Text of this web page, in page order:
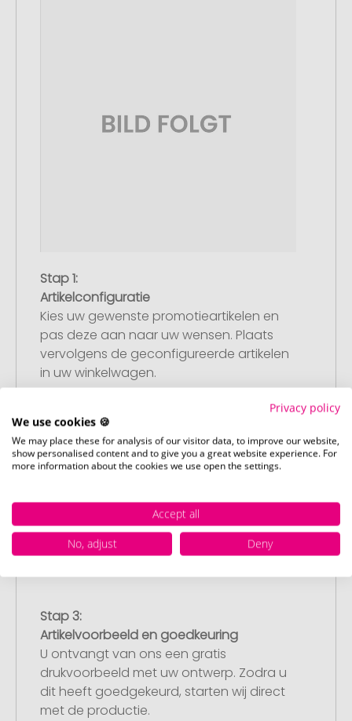
Stap 1:
Artikelconfiguratie
Kies uw gewenste promotieartikelen en
pas deze aan naar uw wensen. Plaats
vervolgens de geconfigureerde artikelen
in uw winkelwagen.
Stap 2:
Upload van uw logo of ontwerp
Upload uw logo of ontwerp op onze
bestelling af. Mocht u op dit moment
geen geschikt bestand beschikbaar
hebben, dan kunt u dit later aanleveren.
Stap 3:
Artikelvoorbeeld en goedkeuring
U ontvangt van ons een gratis
drukvoorbeeld met uw ontwerp. Zodra u
dit heeft goedgekeurd, starten wij direct
met de productie.
Privacy policy
We use cookies 🍪
We may place these for analysis of our visitor data, to improve our website,
show personalised content and to give you a great website experience. For
more information about the cookies we use open the settings.
Accept all
No, adjust
Deny